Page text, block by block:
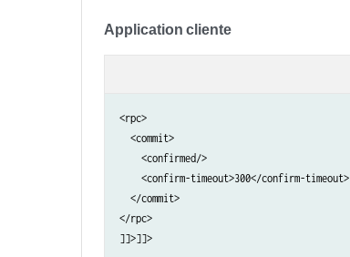
Application cliente
<rpc>
  <commit>
    <confirmed/>
    <confirm-timeout>300</confirm-timeout>
  </commit>
</rpc>
]]>]]>